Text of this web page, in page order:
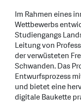
Im Rahmen eines
Wettbewerbs
Studiengangs
Leitung von
der verwüsteten
Schwanden. Das
Entwurfsprozess
und bietet eine
digitale Baukette